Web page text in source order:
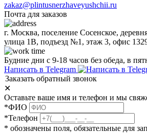
zakaz@plintusnerzhaveyushchii.ru
Почта для заказов
г. Москва, поселение Сосенское,
улица 1В, подъезд №1, этаж 3, офис
Будние дни с 9-18 часов без обеда, в
Написать в Telegram
Заказать обратный звонок
✕
Оставьте ваше имя и телефон и мы
*ФИО
*Телефон
* обозначены поля, обязательные для